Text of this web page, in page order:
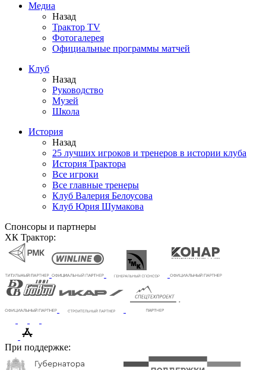
Медиа
Назад
Трактор TV
Фотогалерея
Официальные программы матчей
Клуб
Назад
Руководство
Музей
Школа
История
Назад
25 лучших игроков и тренеров в истории клуба
История Трактора
Все игроки
Все главные тренеры
Клуб Валерия Белоусова
Клуб Юрия Шумакова
Спонсоры и партнеры
ХК Трактор:
При поддержке: